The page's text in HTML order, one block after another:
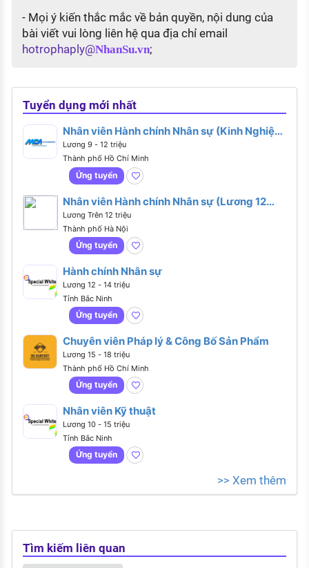
- Mọi ý kiến thắc mắc về bản quyền, nội dung của
bài viết vui lòng liên hệ qua địa chỉ email
hotrophaply@NhanSu.vn;
Tuyển dụng mới nhất
Nhân viên Hành chính Nhân sự (Kinh Nghiệm
Từ 1 Năm - Làm Việc Tại HCM)
Lương 9 - 12 triệu
Thành phố Hồ Chí Minh
Ứng tuyển
Nhân viên Hành chính Nhân sự (Lương 12
Triệu - Hà Đông, Hà Nội)
Lương Trên 12 triệu
Thành phố Hà Nội
Ứng tuyển
Hành chính Nhân sự
Lương 12 - 14 triệu
Tỉnh Bắc Ninh
Ứng tuyển
Chuyên viên Pháp lý & Công Bố Sản Phẩm
Lương 15 - 18 triệu
Thành phố Hồ Chí Minh
Ứng tuyển
Nhân viên Kỹ thuật
Lương 10 - 15 triệu
Tỉnh Bắc Ninh
Ứng tuyển
>> Xem thêm
Tìm kiếm liên quan